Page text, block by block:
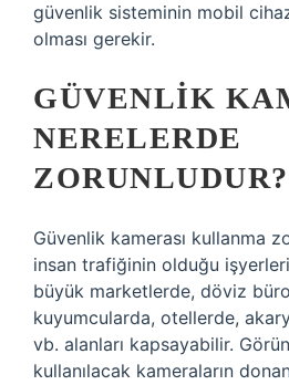
güvenlik sisteminin mobil
olması gerekir.
GÜVENLIK
NERELERDE
ZORUNLUDUR?
Güvenlik kamerası kullanma
insan trafiğinin olduğu
büyük marketlerde, döviz
kuyumcularda, otellerde,
vb. alanları kapsayabilir.
kullanılacak kameraların